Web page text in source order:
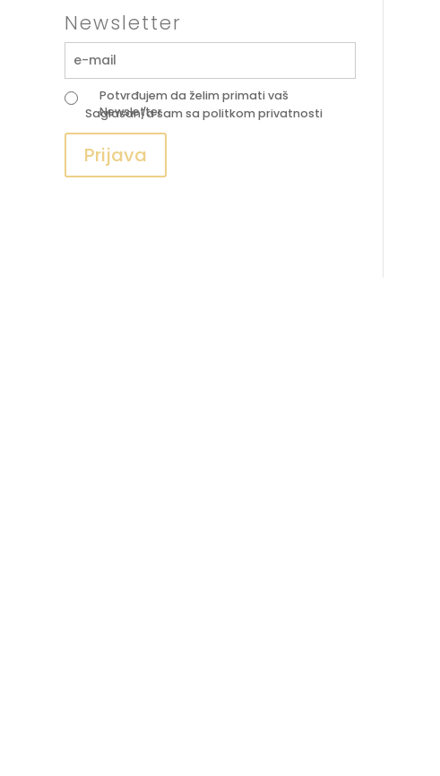
Newsletter
Potvrđujem da želim primati vaš
Newsletter
Saglasan/a sam sa politkom privatnosti
Prijava